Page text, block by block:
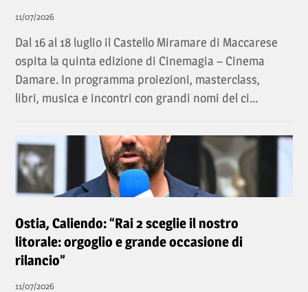
11/07/2026
Dal 16 al 18 luglio il Castello Miramare di Maccarese
ospita la quinta edizione di Cinemagia – Cinema
Damare. In programma proiezioni, masterclass,
libri, musica e incontri con grandi nomi del ci...
Ostia, Caliendo: “Rai 2 sceglie il nostro
litorale: orgoglio e grande occasione di
rilancio”
11/07/2026